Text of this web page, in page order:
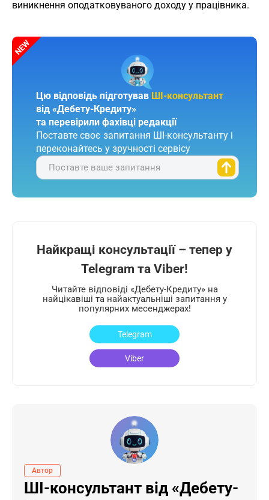
виникнення оподатковуваного доходу у працівника.
Цю відповідь підготував ШІ-консультант
від «Дебету-Кредиту»
та перевірили фахівці редакції
Поставте своє запитання ШІ-консультанту і
переконайтесь у зручності сервісу
Поставте ваше запитання
Найкращі консультації – тепер у
Telegram та Viber!
Читайте відповіді «Дебету-Кредиту» на
найцікавіші та найактуальніші запитання у
популярних месенджерах!
Telegram
Viber
Автор
ШІ-консультант від «Дебету-